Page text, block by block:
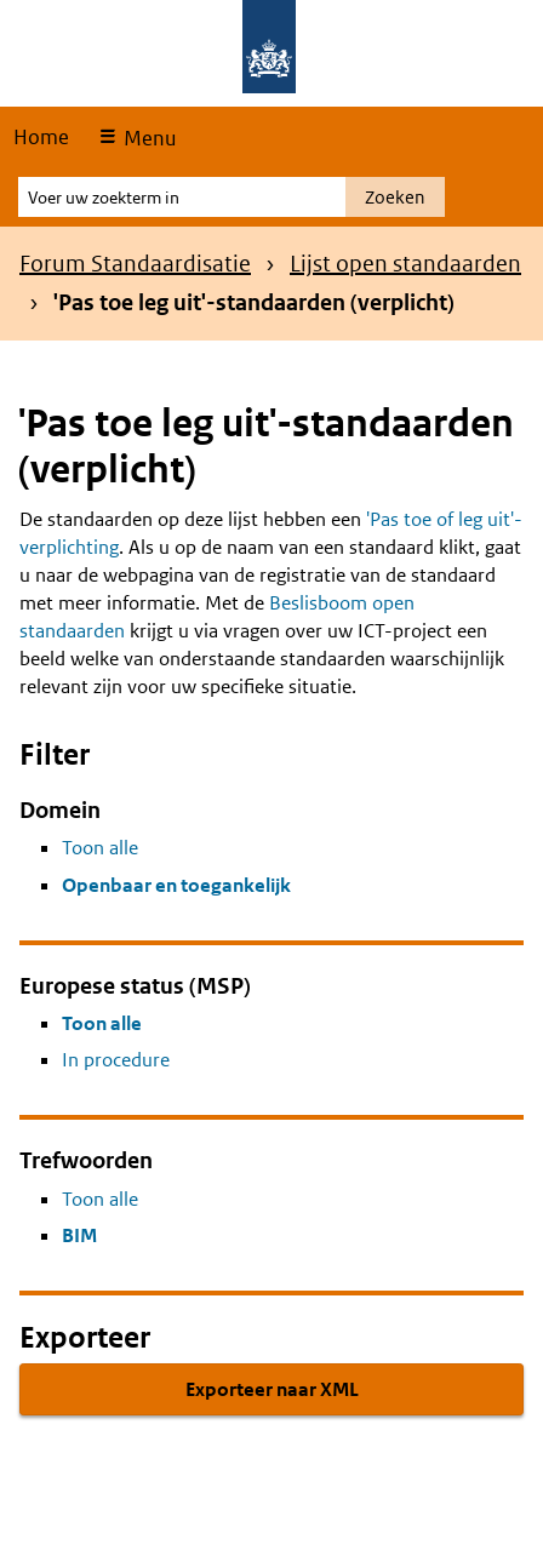
Home Menu
Voer
uw
zoekterm
Zoeken
Kruimelpad
Forum Standaardisatie
Lijst open standaarden
'Pas toe leg uit'-standaarden (verplicht)
'Pas toe leg uit'-standaarden
(verplicht)
Content
De standaarden op deze lijst hebben een 'Pas toe of leg uit'-
verplichting. Als u op de naam van een standaard klikt, gaat
u naar de webpagina van de registratie van de standaard
met meer informatie. Met de Beslisboom open
standaarden krijgt u via vragen over uw ICT-project een
beeld welke van onderstaande standaarden waarschijnlijk
relevant zijn voor uw specifieke situatie.
Filter
Domein
Toon alle
Openbaar en toegankelijk
Europese status (MSP)
Toon alle
In procedure
Trefwoorden
Toon alle
BIM
Exporteer
Exporteer naar XML